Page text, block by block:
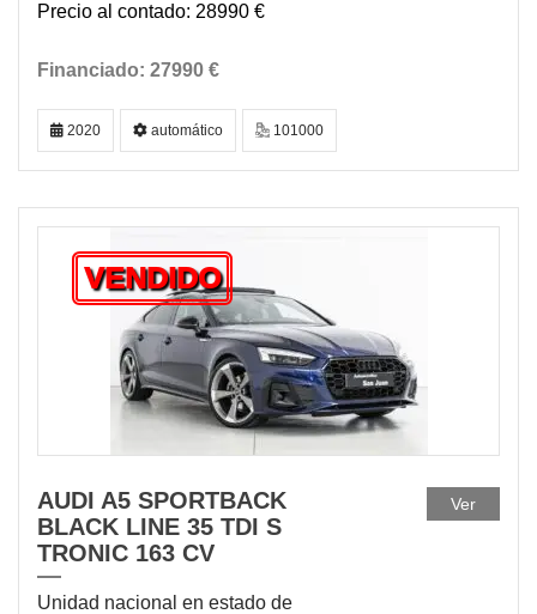
28990 €
27990 €
2020 automático 101000
VENDIDO
AUDI A5 SPORTBACK
BLACK LINE 35 TDI S
TRONIC 163 CV
Unidad nacional en estado de
Ver